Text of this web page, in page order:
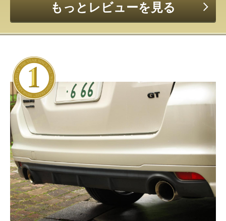
もっとレビューを見る